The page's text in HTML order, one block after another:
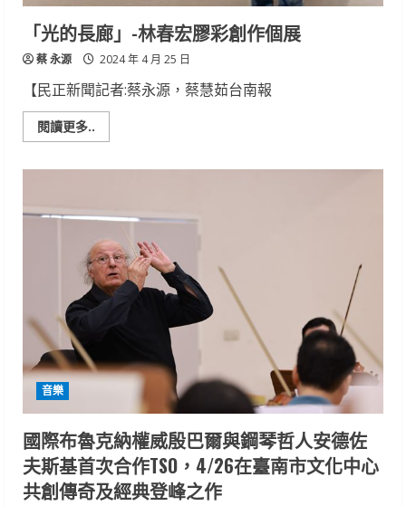
成
功
受
孕
「光的長廊」-林春宏膠彩創作個展
蔡 永源 2024 年 4 月 25 日
【民正新聞記者:蔡永源，蔡慧茹台南報
閱讀更多..
more
林
宏
膠
彩
創
作
個
音樂
國際布魯克納權威殷巴爾與鋼琴哲人安德佐
夫斯基首次合作TSO，4/26在臺南市文化中心
共創傳奇及經典登峰之作